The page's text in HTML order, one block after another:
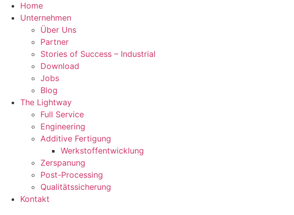
Home
Unternehmen
Über Uns
Partner
Stories of Success – Industrial
Download
Jobs
Blog
The Lightway
Full Service
Engineering
Additive Fertigung
Werkstoffentwicklung
Zerspanung
Post-Processing
Qualitätssicherung
Kontakt